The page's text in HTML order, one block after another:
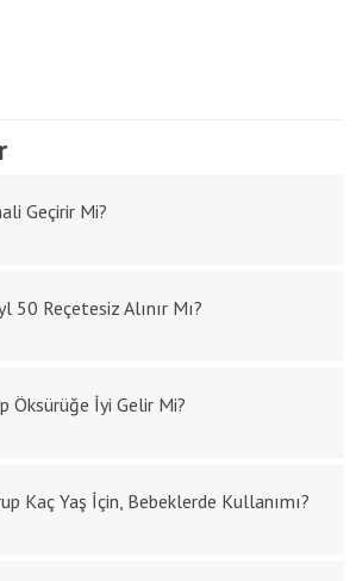
Geçirir Mi?
50 Reçetesiz Alınır Mı?
Öksürüğe İyi Gelir Mi?
Kaç Yaş İçin, Bebeklerde Kullanımı?